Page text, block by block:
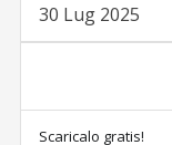
30 Lug 2025
Scaricalo gratis!